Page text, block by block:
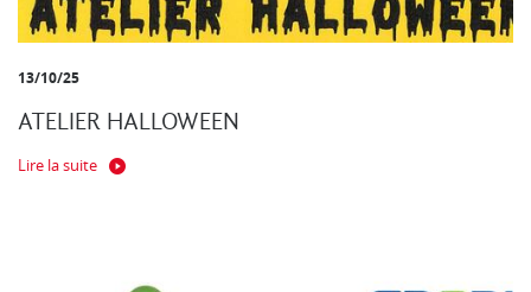
13/10/25
ATELIER HALLOWEEN
Lire la suite